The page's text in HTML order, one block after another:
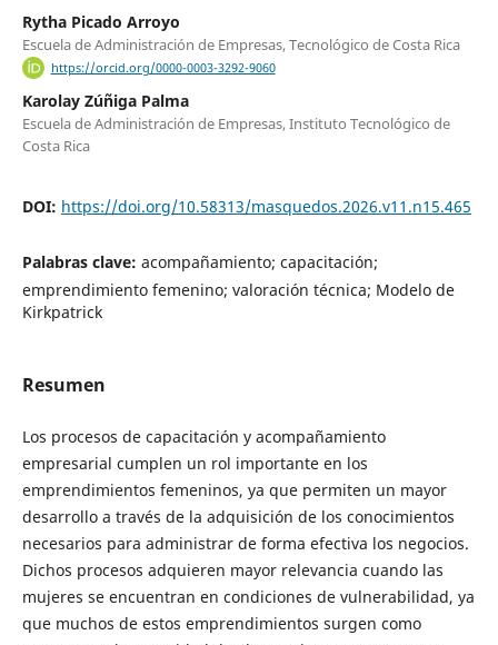
Rytha Picado Arroyo
Escuela de Administración de Empresas, Tecnológico de Costa Rica
https://orcid.org/0000-0003-3292-9060
Karolay Zúñiga Palma
Escuela de Administración de Empresas, Instituto Tecnológico de
Costa Rica
DOI: https://doi.org/10.58313/masquedos.2026.v11.n15.465
Palabras clave: acompañamiento; capacitación;
emprendimiento femenino; valoración técnica; Modelo de
Kirkpatrick
Resumen
Los procesos de capacitación y acompañamiento
empresarial cumplen un rol importante en los
emprendimientos femeninos, ya que permiten un mayor
desarrollo a través de la adquisición de los conocimientos
necesarios para administrar de forma efectiva los negocios.
Dichos procesos adquieren mayor relevancia cuando las
mujeres se encuentran en condiciones de vulnerabilidad, ya
que muchos de estos emprendimientos surgen como